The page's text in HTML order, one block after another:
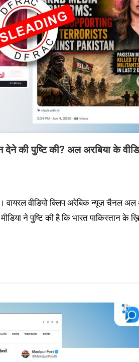
देने की पुष्टि की? अल अरबिया के
वायरल वीडियो क्लिप अरेबिक न्यूज़ चैनल अल
ने पुष्टि की है कि भारत पाकिस्तान के